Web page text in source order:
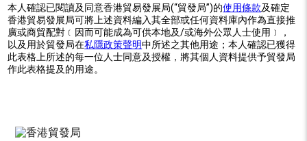
本人確認已閱讀及同意香港貿易發展局(“貿發局”)的使用條款及確定
香港貿易發展局可將上述資料編入其全部或任何資料庫內作為直接推
廣或商貿配對﹝因而可能成為可供本地及/或海外公眾人士使用﹞，
以及用於貿發局在私隱政策聲明中所述之其他用途；本人確認已獲得
此表格上所述的每一位人士同意及授權，將其個人資料提供予貿發局
作此表格提及的用途。